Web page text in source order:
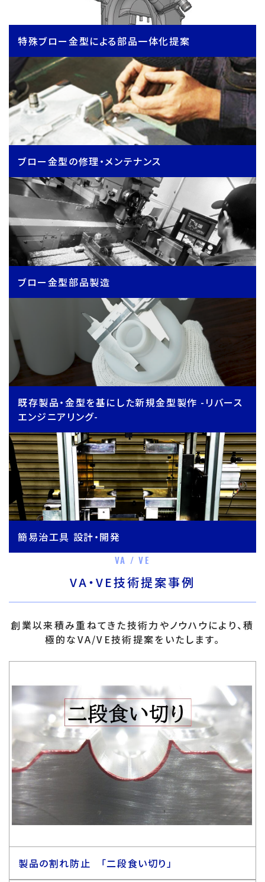
特殊ブロー金型による部品一体化提案
ブロー金型の修理・メンテナンス
ブロー金型部品製造
既存製品・金型を基にした新規金型製作 -リバース
エンジニアリング-
簡易治工具 設計・開発
VA / VE
VA・VE技術提案事例
創業以来積み重ねてきた技術力やノウハウにより、積
極的なVA/VE技術提案をいたします。
製品の割れ防止 「二段食い切り」